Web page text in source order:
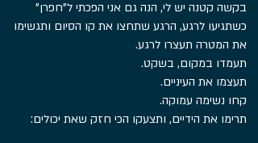
"בקשה קטנה יש לי, הנה גם אני הפכתי ל"חפרן
כשתגיעו לרגע, הרגע שתחצו את קו הסיום ותגשימו
.את המטרה תעצרו לרגע
.תעמדו במקום, בשקט
.תעצמו את העיניים
.קחו נשימה עמוקה
:תרימו את הידיים, ותצעקו הכי חזק שאת יכולים